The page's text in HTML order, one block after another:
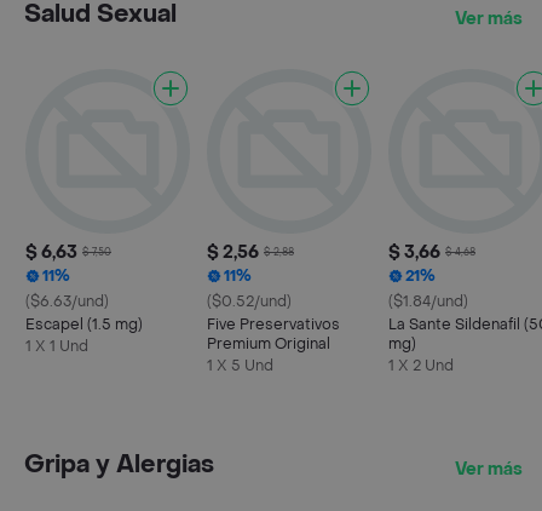
Salud Sexual Ver más
$ 6,63 $ 7,50
11%
($6.63/und)
Escapel (1.5 mg)
1 X 1 Und
$ 2,56 $ 2,88
11%
($0.52/und)
Five Preservativos
Premium Original
1 X 5 Und
$ 3,66 $ 4,68
21%
($1.84/und)
La Sante Sildenafil
mg)
1 X 2 Und
Gripa y Alergias Ver más